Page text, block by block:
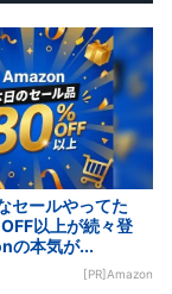
セールやってた
以上が続々登
の本気が...
[PR]Amazon